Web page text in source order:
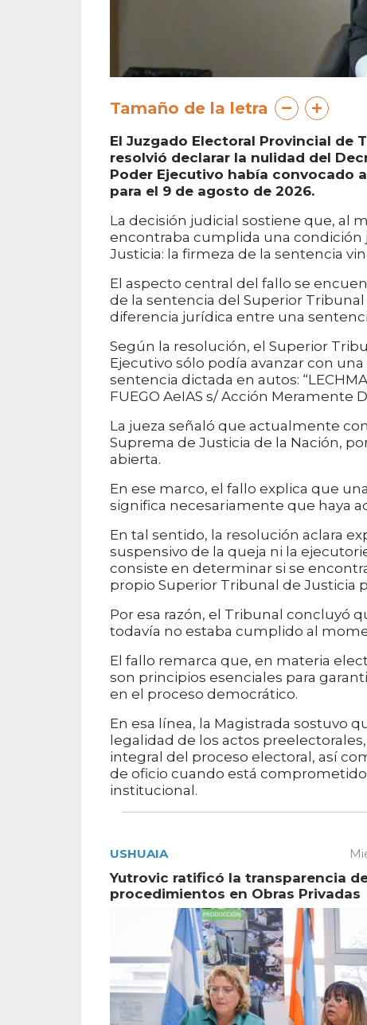
Tamaño de la letra
El Juzgado Electoral Provincial de
resolvió declarar la nulidad del
Poder Ejecutivo había convocado
para el 9 de agosto de 2026.
La decisión judicial sostiene que, al
encontraba cumplida una condición
Justicia: la firmeza de la sentencia
El aspecto central del fallo se
de la sentencia del Superior Tribunal
diferencia jurídica entre una
Según la resolución, el Superior
Ejecutivo sólo podía avanzar con
sentencia dictada en autos:
FUEGO AeIAS s/ Acción Meramente
La jueza señaló que actualmente
Suprema de Justicia de la Nación,
abierta.
En ese marco, el fallo explica que
significa necesariamente que haya
En tal sentido, la resolución aclara
suspensivo de la queja ni la
consiste en determinar si se
propio Superior Tribunal de Justicia
Por esa razón, el Tribunal concluyó
todavía no estaba cumplido al
El fallo remarca que, en materia
son principios esenciales para
en el proceso democrático.
En esa línea, la Magistrada sostuvo
legalidad de los actos
integral del proceso electoral, así
de oficio cuando está
institucional.
USHUAIA
Yutrovic ratificó la transparencia
procedimientos en Obras Privadas